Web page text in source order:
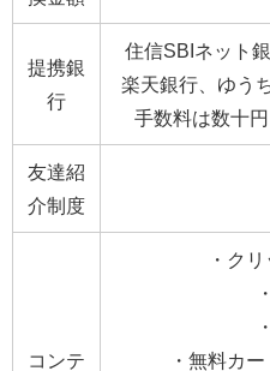
提携銀
行
住信SBIネット
楽天銀行、ゆう
手数料は数十
友達紹
介制度
コンテ
・ク
・無料カ